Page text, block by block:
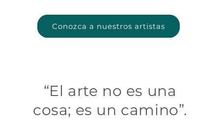
Conozca a nuestros artistas
“El arte no es una
cosa; es un camino”.